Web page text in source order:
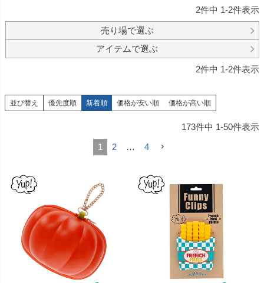
2件中 1-2件表示
売り場で選ぶ
アイテムで選ぶ
2件中 1-2件表示
並び替え 優先度順 新着順 価格が安い順 価格が高い順
173件中 1-50件表示
1
2 … 4